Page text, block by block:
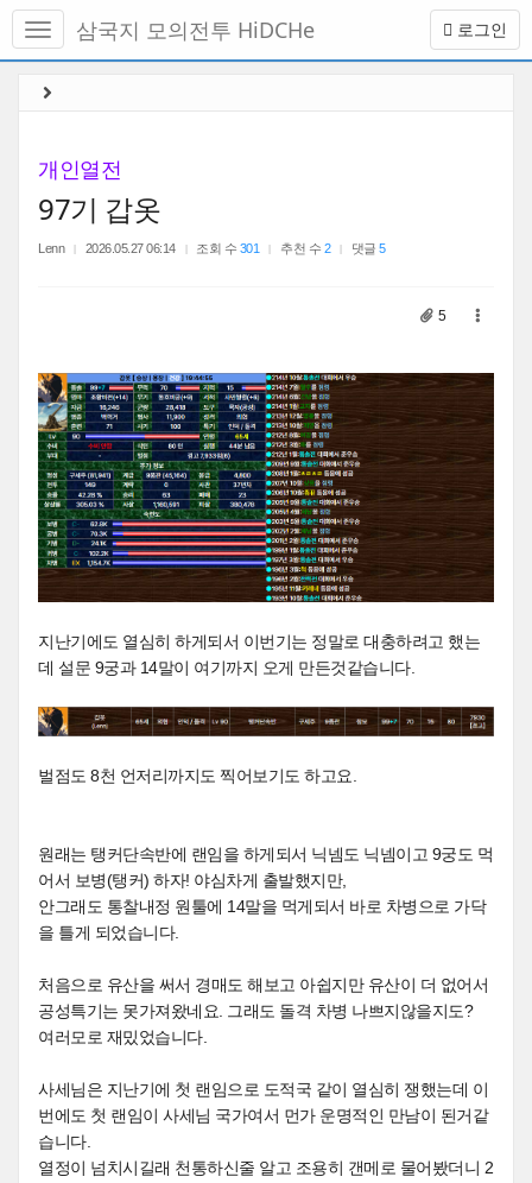
메
토
로그인
삼국지 모의전투 HiDCHe
개인열전
97기 갑옷
Lenn 2026.05.27 06:14 조회 수 301 추천 수 2 댓글5
5
지난기에도 열심히 하게되서 이번기는 정말로 대충하려고 했는
데 설문 9궁과 14말이 여기까지 오게 만든것같습니다.
벌점도 8천 언저리까지도 찍어보기도 하고요.
원래는 탱커단속반에 랜임을 하게되서 닉넴도 닉넴이고 9궁도 먹
어서 보병(탱커) 하자! 야심차게 출발했지만,
안그래도 통찰내정 원툴에 14말을 먹게되서 바로 차병으로 가닥
을 틀게 되었습니다.
처음으로 유산을 써서 경매도 해보고 아쉽지만 유산이 더 없어서
공성특기는 못가져왔네요. 그래도 돌격 차병 나쁘지않을지도?
여러모로 재밌었습니다.
사세님은 지난기에 첫 랜임으로 도적국 같이 열심히 쟁했는데 이
번에도 첫 랜임이 사세님 국가여서 먼가 운명적인 만남이 된거같
습니다.
열정이 넘치시길래 천통하신줄 알고 조용히 갠메로 물어봤더니 2